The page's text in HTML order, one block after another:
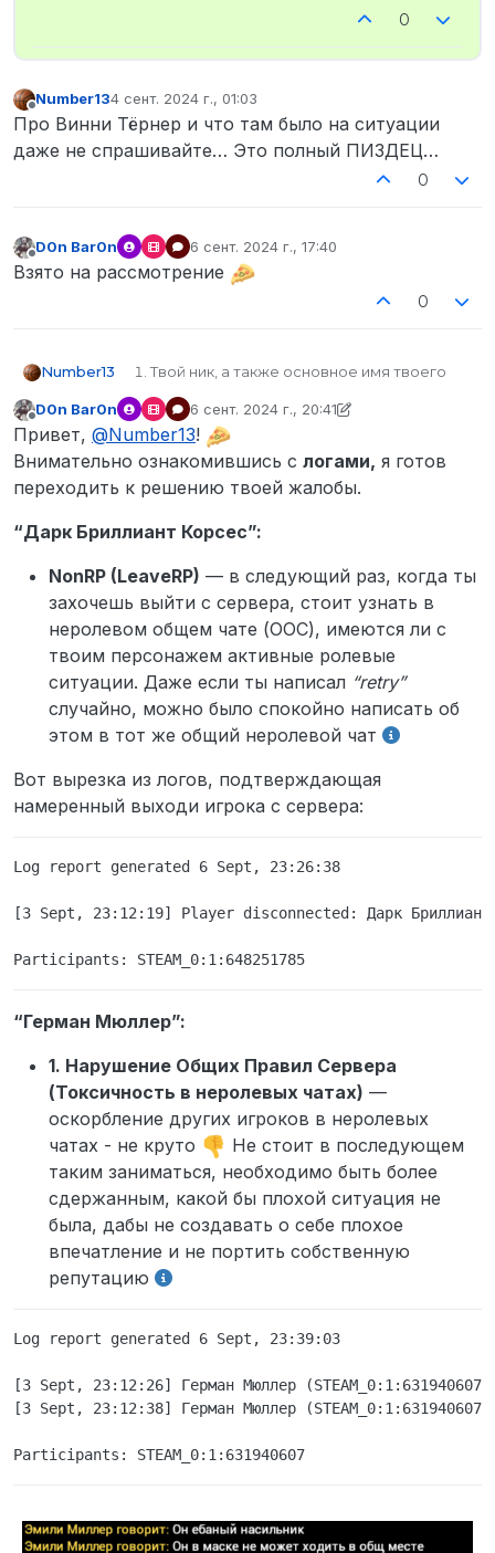
0
Не в сети
Number134 сент. 2024 г., 01:03
отредактировано
Про Винни Тёрнер и что там было на ситуации
даже не спрашивайте… Это полный ПИЗДЕЦ…
0
D0n Bar0n 6 сент. 2024 г., 17:40
отредактировано
Взято на рассмотрение
0
Number13
Твой ник, а также основное имя твоего
Твой SteamID (узнать его можно здесь )
STEAM_0:0:530389941
Твои контакты для связи (Discord в
формате Name#0000) ladno333____3
Имя персонажа нарушителя Пабло Диего
SteamID или ник нарушителя (если
Имеет ли игрок ранг “Ролевик” или
“Ролевик+”? (если известно; ранг
отображается в TAB-меню) Нет
Дата и время произошедшего по МСК
(если достоверно неизвестны, укажи
приблизительные) 23:10
Описание ситуации Отыгрывали рп далее
он сказал- СМОТРИТЕ ПТИЧКА и далее
retry когда с ним была активная рпшка
скриншоты загружать сюда )
Логи + эта фотка (демка утеряна)
Ознакомлен и согласен ли ты с условиями
Не в сети
D0n Bar0n 6 сент. 2024 г., 20:41
отредактировано D0n Bar0n
Привет, @Number13!
Внимательно ознакомившись с логами, я готов
переходить к решению твоей жалобы.
“Дарк Бриллиант Корсес”:
NonRP (LeaveRP) — в следующий раз, когда ты
захочешь выйти с сервера, стоит узнать в
неролевом общем чате (ООС), имеются ли с
твоим персонажем активные ролевые
ситуации. Даже если ты написал “retry”
случайно, можно было спокойно написать об
этом в тот же общий неролевой чат
Вот вырезка из логов, подтверждающая
намеренный выходи игрока с сервера:
Log report generated 6 Sept, 23:26:38
[3 Sept, 23:12:19] Player disconnected: Дарк Бриллиант
“Герман Мюллер”:
1. Нарушение Общих Правил Сервера
(Токсичность в неролевых чатах) —
оскорбление других игроков в неролевых
чатах - не круто
Не стоит в последующем
таким заниматься, необходимо быть более
сдержанным, какой бы плохой ситуация не
была, дабы не создавать о себе плохое
впечатление и не портить собственную
репутацию
Log report generated 6 Sept, 23:39:03
[3 Sept, 23:12:26] Герман Мюллер
[3 Sept, 23:12:38] Герман Мюллер